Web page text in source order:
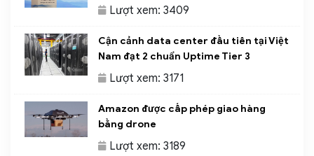
Lượt xem: 3409
Cận cảnh data center đầu tiên tại Việt
Nam đạt 2 chuẩn Uptime Tier 3
Lượt xem: 3171
Amazon được cấp phép giao hàng
bằng drone
Lượt xem: 3189